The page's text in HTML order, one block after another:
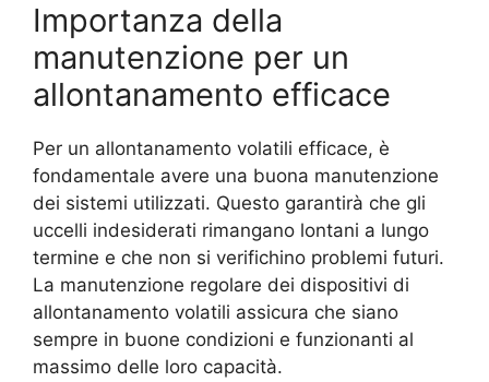
Importanza della
manutenzione per un
allontanamento efficace
Per un allontanamento volatili efficace, è
fondamentale avere una buona manutenzione
dei sistemi utilizzati. Questo garantirà che gli
uccelli indesiderati rimangano lontani a lungo
termine e che non si verifichino problemi futuri.
La manutenzione regolare dei dispositivi di
allontanamento volatili assicura che siano
sempre in buone condizioni e funzionanti al
massimo delle loro capacità.